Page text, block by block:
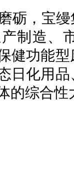
砺，宝
制造、
健功能
日化用
的综合